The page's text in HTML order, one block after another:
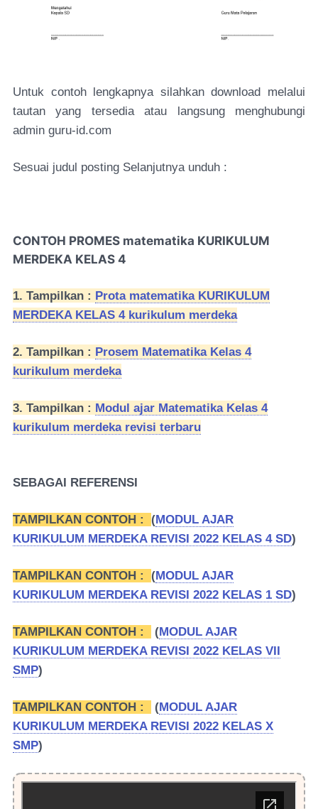
Untuk contoh lengkapnya silahkan download melalui
tautan yang tersedia atau langsung menghubungi
admin guru-id.com
Sesuai judul posting Selanjutnya unduh :
CONTOH PROMES matematika KURIKULUM
MERDEKA KELAS 4
1. Tampilkan : Prota matematika KURIKULUM
MERDEKA KELAS 4 kurikulum merdeka
2. Tampilkan : Prosem Matematika Kelas 4
kurikulum merdeka
3. Tampilkan : Modul ajar Matematika Kelas 4
kurikulum merdeka revisi terbaru
SEBAGAI REFERENSI
TAMPILKAN CONTOH : (MODUL AJAR
KURIKULUM MERDEKA REVISI 2022 KELAS 4 SD)
TAMPILKAN CONTOH : (MODUL AJAR
KURIKULUM MERDEKA REVISI 2022 KELAS 1 SD)
TAMPILKAN CONTOH : (MODUL AJAR
KURIKULUM MERDEKA REVISI 2022 KELAS VII
SMP)
TAMPILKAN CONTOH : (MODUL AJAR
KURIKULUM MERDEKA REVISI 2022 KELAS X
SMP)